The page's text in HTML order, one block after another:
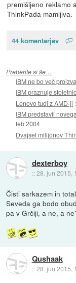
premišljeno reklamo
ThinkPada mamljiva.
44 komentarjev
Preberite si še…
IBM ne bo več
IBM praznuje
Lenovo tudi z AMD-ji
IBM predstavil
feb 2004
Dvajset milijonov
dexterboy
::28. jun 2015,
Čisti sarkazem in
Seveda ga bodo
pa v Grčiji, a ne, a
Qushaak
::28. jun 2015,